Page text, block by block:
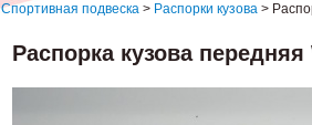
Спортивная подвеска > Распорки кузова >
Распорка кузова